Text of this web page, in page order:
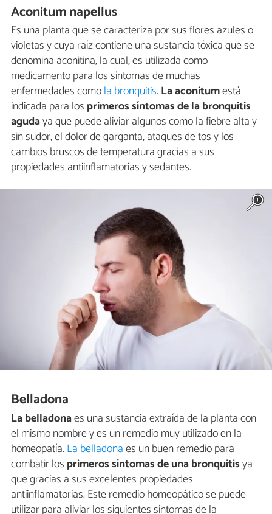
Aconitum napellus
Es una planta que se caracteriza por sus flores azules o
violetas y cuya raíz contiene una sustancia tóxica que se
denomina aconitina, la cual, es utilizada como
medicamento para los síntomas de muchas
enfermedades comola bronquitis. La aconitumestá
indicada para los primeros síntomas de la bronquitis
agudaya que puede aliviar algunos como la fiebre alta y
sin sudor, el dolor de garganta, ataques de tos y los
cambios bruscos de temperatura gracias a sus
propiedades antiinflamatorias y sedantes.
Belladona
La belladonaes una sustancia extraída de la planta con
el mismo nombre y es un remedio muy utilizado en la
homeopatía. La belladonaes un buen remedio para
combatir los primeros síntomas de una bronquitisya
que gracias a sus excelentes propiedades
antiinflamatorias. Este remedio homeopático se puede
utilizar para aliviar los siguientes síntomas de la